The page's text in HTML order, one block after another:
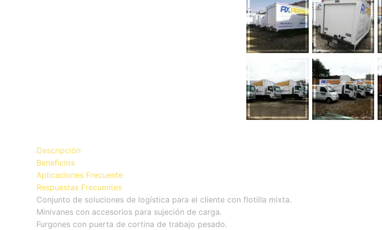
Descripción
Beneficios
Aplicaciones Frecuente
Respuestas Frecuentes
Conjunto de soluciones de logística para el cliente con flotilla mixta.
Minivanes con accesorios para sujeción de carga.
Furgones con puerta de cortina de trabajo pesado.